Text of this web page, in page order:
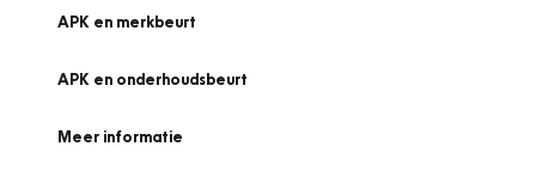
APK en merkbeurt
APK en onderhoudsbeurt
Meer informatie